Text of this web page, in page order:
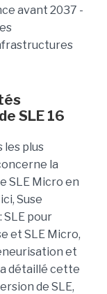
avant 2037 -
SLE 16
les plus
la
SLE Micro en
Suse
pour
et SLE Micro,
et
détaillé cette
de SLE,